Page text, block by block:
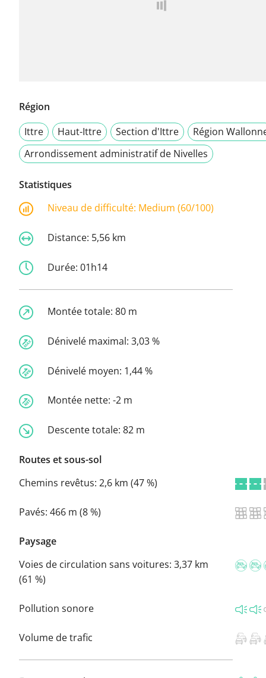
Région
Ittre
Haut-Ittre Section d'Ittre
Région
Arrondissement administratif de Nivelles
Statistiques
Niveau de difficulté: Medium (60/100)
Distance: 5,56 km
Durée: 01h14
Montée totale: 80 m
Dénivelé maximal: 3,03 %
Dénivelé moyen: 1,44 %
Montée nette: -2 m
Descente totale: 82 m
Routes et sous-sol
Chemins revêtus: 2,6 km (47 %)
Pavés: 466 m (8 %)
Paysage
Voies de circulation sans voitures: 3,37 km
(61 %)
Pollution sonore
Volume de trafic